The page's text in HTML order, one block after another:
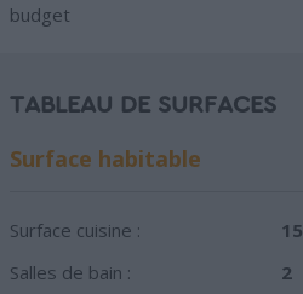
budget
TABLEAU DE SURFACES
Surface habitable
Surface cuisine :
Salles de bain :
2